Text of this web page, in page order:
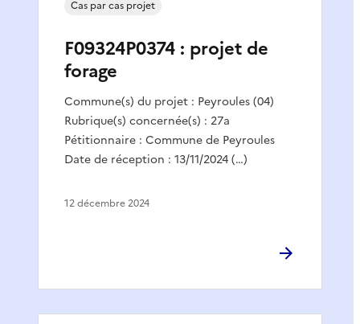
F09324P0374 : projet de
forage
Commune(s) du projet : Peyroules (04)
Rubrique(s) concernée(s) : 27a
Pétitionnaire : Commune de Peyroules
Date de réception : 13/11/2024 (…)
Cas par cas projet
12 décembre 2024